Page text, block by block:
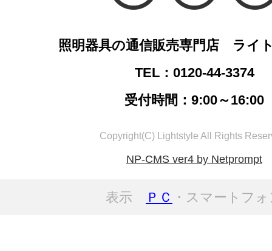
照明器具の通信販売専門店 ライ
TEL：0120-44-3374
受付時間：9:00～16:00
Copyright(C) Lightstyle All Rights
NP-CMS ver4 by Netprompt
表示 ＰＣ ・スマートフ